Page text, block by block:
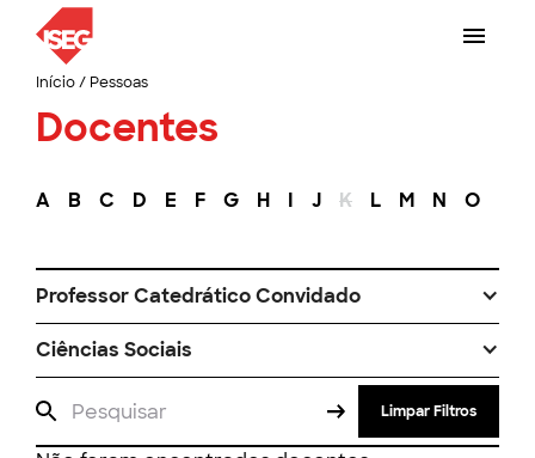
Início/ Pessoas
Docentes
A B C D E F G H I J K L M N O
Professor Catedrático Convidado
Ciências Sociais
Limpar Filtros